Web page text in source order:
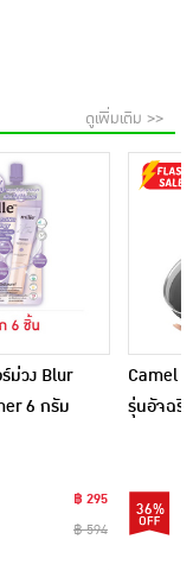
ดูเพิ่มเติม >>
ม่วง Blur
6 กรัม
฿ 295
฿ 594
Camel
รุ่นอัจฉริ
36%